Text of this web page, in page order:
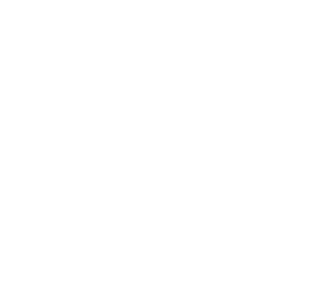
接業務または製造オペレーター】東証S上場／業界TOPシェア
(プライム上場)生産ラインの安定稼働を支える設備保/全世界へ挑